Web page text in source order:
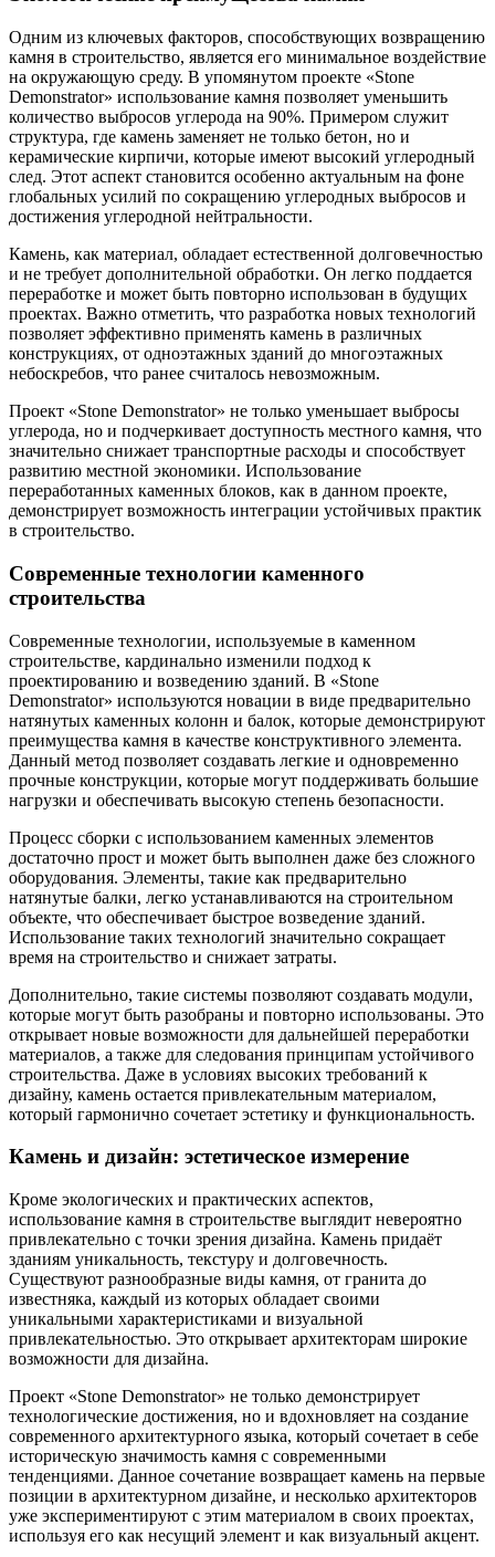
Одним из ключевых факторов, способствующих возвращению
камня в строительство, является его минимальное воздействие
на окружающую среду. В упомянутом проекте «Stone
Demonstrator» использование камня позволяет уменьшить
количество выбросов углерода на 90%. Примером служит
структура, где камень заменяет не только бетон, но и
керамические кирпичи, которые имеют высокий углеродный
след. Этот аспект становится особенно актуальным на фоне
глобальных усилий по сокращению углеродных выбросов и
достижения углеродной нейтральности.
Камень, как материал, обладает естественной долговечностью
и не требует дополнительной обработки. Он легко поддается
переработке и может быть повторно использован в будущих
проектах. Важно отметить, что разработка новых технологий
позволяет эффективно применять камень в различных
конструкциях, от одноэтажных зданий до многоэтажных
небоскребов, что ранее считалось невозможным.
Проект «Stone Demonstrator» не только уменьшает выбросы
углерода, но и подчеркивает доступность местного камня, что
значительно снижает транспортные расходы и способствует
развитию местной экономики. Использование
переработанных каменных блоков, как в данном проекте,
демонстрирует возможность интеграции устойчивых практик
в строительство.
Современные технологии каменного
строительства
Современные технологии, используемые в каменном
строительстве, кардинально изменили подход к
проектированию и возведению зданий. В «Stone
Demonstrator» используются новации в виде предварительно
натянутых каменных колонн и балок, которые демонстрируют
преимущества камня в качестве конструктивного элемента.
Данный метод позволяет создавать легкие и одновременно
прочные конструкции, которые могут поддерживать большие
нагрузки и обеспечивать высокую степень безопасности.
Процесс сборки с использованием каменных элементов
достаточно прост и может быть выполнен даже без сложного
оборудования. Элементы, такие как предварительно
натянутые балки, легко устанавливаются на строительном
объекте, что обеспечивает быстрое возведение зданий.
Использование таких технологий значительно сокращает
время на строительство и снижает затраты.
Дополнительно, такие системы позволяют создавать модули,
которые могут быть разобраны и повторно использованы. Это
открывает новые возможности для дальнейшей переработки
материалов, а также для следования принципам устойчивого
строительства. Даже в условиях высоких требований к
дизайну, камень остается привлекательным материалом,
который гармонично сочетает эстетику и функциональность.
Камень и дизайн: эстетическое измерение
Кроме экологических и практических аспектов,
использование камня в строительстве выглядит невероятно
привлекательно с точки зрения дизайна. Камень придаёт
зданиям уникальность, текстуру и долговечность.
Существуют разнообразные виды камня, от гранита до
известняка, каждый из которых обладает своими
уникальными характеристиками и визуальной
привлекательностью. Это открывает архитекторам широкие
возможности для дизайна.
Проект «Stone Demonstrator» не только демонстрирует
технологические достижения, но и вдохновляет на создание
современного архитектурного языка, который сочетает в себе
историческую значимость камня с современными
тенденциями. Данное сочетание возвращает камень на первые
позиции в архитектурном дизайне, и несколько архитекторов
уже экспериментируют с этим материалом в своих проектах,
используя его как несущий элемент и как визуальный акцент.